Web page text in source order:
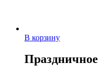
В корзину
Праздничное